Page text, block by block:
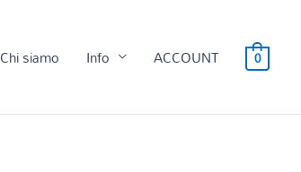
Chi siamo Info ACCOUNT 0